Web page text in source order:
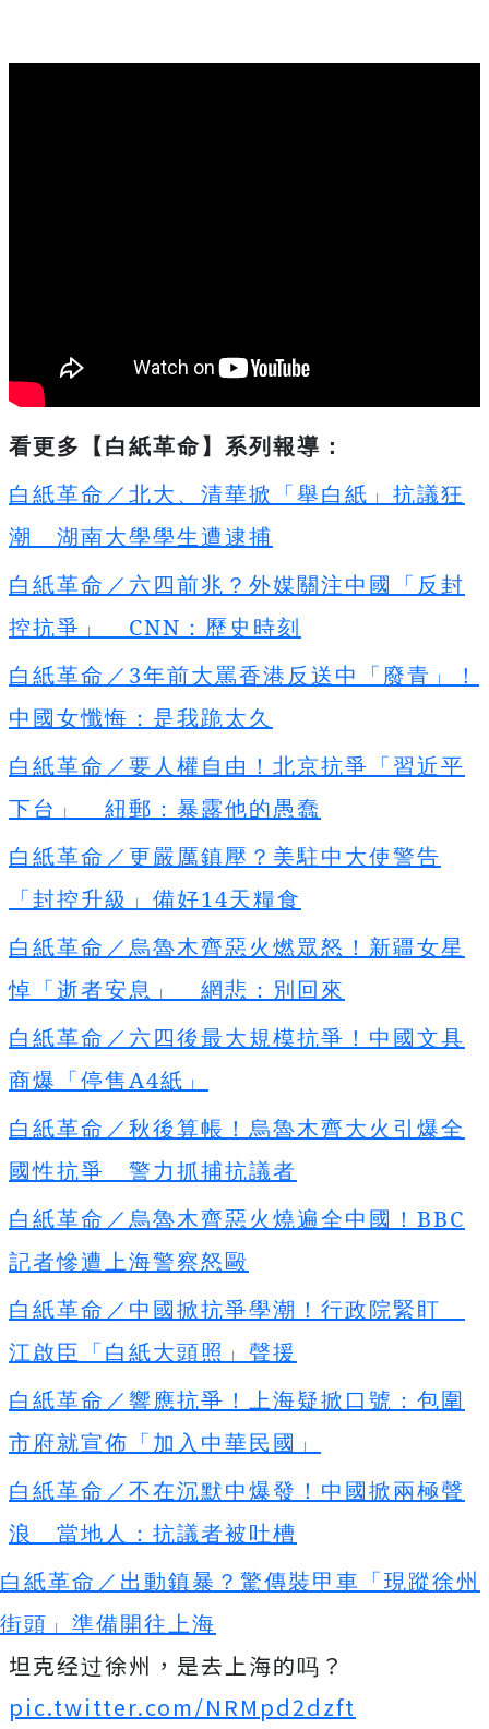
看更多【白紙革命】系列報導：
白紙革命／北大、清華掀「舉白紙」抗議狂
潮 湖南大學學生遭逮捕
白紙革命／六四前兆？外媒關注中國「反封
控抗爭」 CNN ：歷史時刻
白紙革命／3年前大罵香港反送中「廢青」！
中國女懺悔：是我跪太久
白紙革命／要人權自由！北京抗爭「習近平
下台」 紐郵：暴露他的愚蠢
白紙革命／更嚴厲鎮壓？美駐中大使警告
「封控升級」備好14天糧食
白紙革命／烏魯木齊惡火燃眾怒！新疆女星
悼「逝者安息」 網悲：別回來
白紙革命／六四後最大規模抗爭！中國文具
商爆「停售A4紙」
白紙革命／秋後算帳！烏魯木齊大火引爆全
國性抗爭 警力抓捕抗議者
白紙革命／烏魯木齊惡火燒遍全中國！BBC
記者慘遭上海警察怒毆
白紙革命／中國掀抗爭學潮！行政院緊盯
江啟臣「白紙大頭照」聲援
白紙革命／響應抗爭！上海疑掀口號：包圍
市府就宣佈「加入中華民國」
白紙革命／不在沉默中爆發！中國掀兩極聲
浪 當地人：抗議者被吐槽
白紙革命／出動鎮暴？驚傳裝甲車「現蹤徐州
街頭」準備開往上海
坦克经过徐州，是去上海的吗？
pic.twitter.com/NRMpd2dzft